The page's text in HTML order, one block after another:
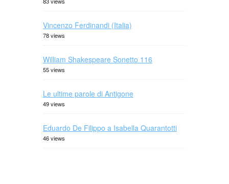
Vincenzo Ferdinandi (Italia)
78 views
William Shakespeare Sonetto 116
55 views
Le ultime parole di Antigone
49 views
Eduardo De Filippo a Isabella Quarantotti
46 views